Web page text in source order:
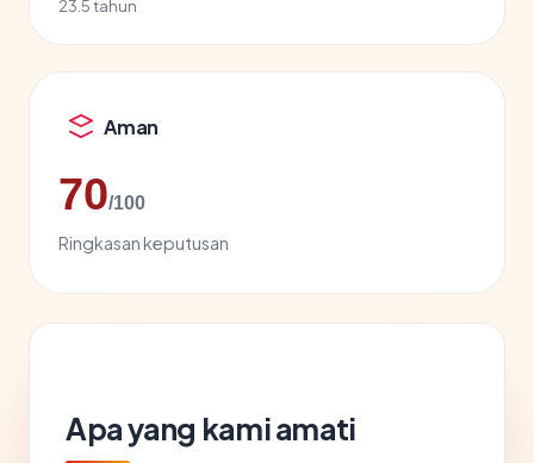
23.5 tahun
Aman
70/100
Ringkasan keputusan
Apa yang kami amati